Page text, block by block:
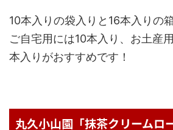
10本入りの袋入りと16本入りの
ご自宅用には10本入り、お土産
本入りがおすすめです！
丸久小山園「抹茶クリームロ